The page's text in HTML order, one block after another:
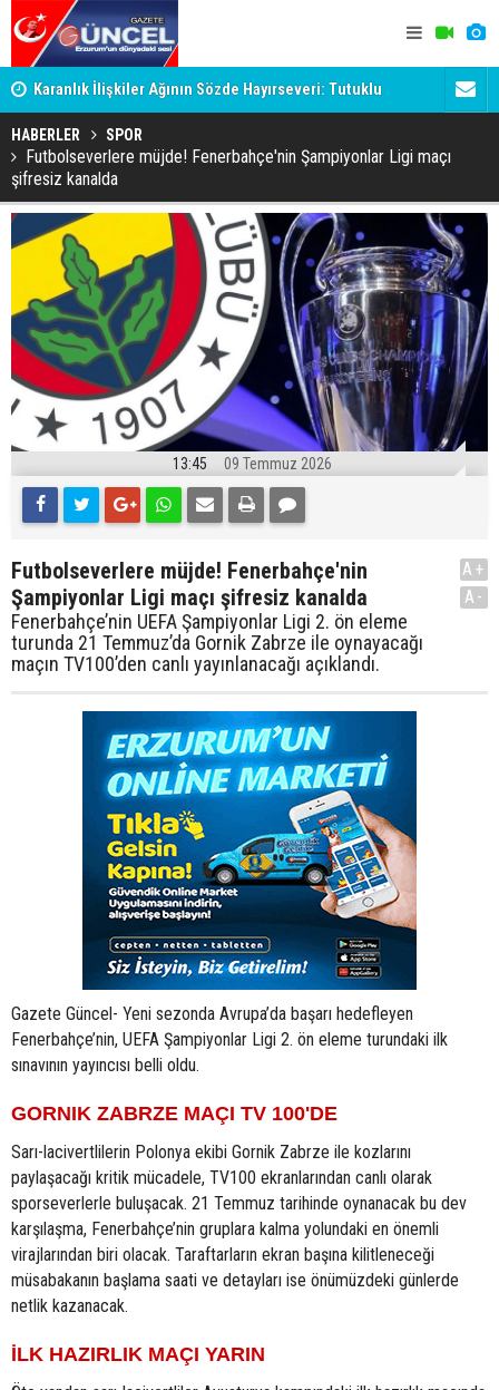
Karanlık İlişkiler Ağının Sözde Hayırseveri: Tutuklu
Memet Aca Dosyası
Dadaş'a
HABERLER SPOR
Futbolseverlere müjde! Fenerbahçe'nin Şampiyonlar Ligi maçı
şifresiz kanalda
13:45 09 Temmuz 2026
Futbolseverlere müjde! Fenerbahçe'nin
Şampiyonlar Ligi maçı şifresiz kanalda
Fenerbahçe’nin UEFA Şampiyonlar Ligi 2. ön eleme
turunda 21 Temmuz’da Gornik Zabrze ile oynayacağı
maçın TV100’den canlı yayınlanacağı açıklandı.
A+
A-
Gazete Güncel- Yeni sezonda Avrupa’da başarı hedefleyen
Fenerbahçe’nin, UEFA Şampiyonlar Ligi 2. ön eleme turundaki ilk
sınavının yayıncısı belli oldu.
GORNIK ZABRZE MAÇI TV 100'DE
Sarı-lacivertlilerin Polonya ekibi Gornik Zabrze ile kozlarını
paylaşacağı kritik mücadele, TV100 ekranlarından canlı olarak
sporseverlerle buluşacak. 21 Temmuz tarihinde oynanacak bu dev
karşılaşma, Fenerbahçe’nin gruplara kalma yolundaki en önemli
virajlarından biri olacak. Taraftarların ekran başına kilitleneceği
müsabakanın başlama saati ve detayları ise önümüzdeki günlerde
netlik kazanacak.
İLK HAZIRLIK MAÇI YARIN